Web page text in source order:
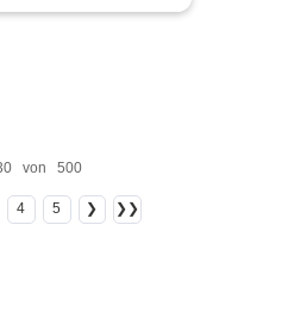
von 500
4 5 ❯ ❯❯